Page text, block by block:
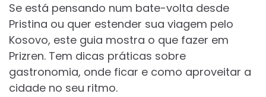
Se está pensando num bate-volta desde
Pristina ou quer estender sua viagem pelo
Kosovo, este guia mostra o que fazer em
Prizren. Tem dicas práticas sobre
gastronomia, onde ficar e como aproveitar a
cidade no seu ritmo.